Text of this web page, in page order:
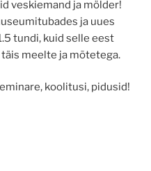
veskiemand ja mölder!
ja uues
tundi, kuid selle eest
meelte ja mõtetega.
koolitusi, pidusid!